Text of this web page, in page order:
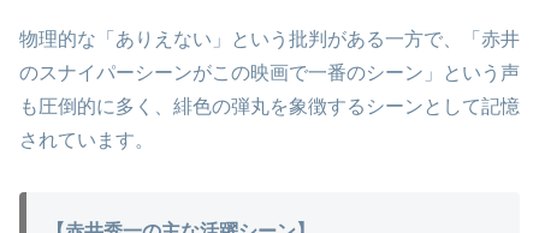
物理的な「ありえない」という批判がある一方で、「赤井
のスナイパーシーンがこの映画で一番のシーン」という声
も圧倒的に多く、緋色の弾丸を象徴するシーンとして記憶
されています。